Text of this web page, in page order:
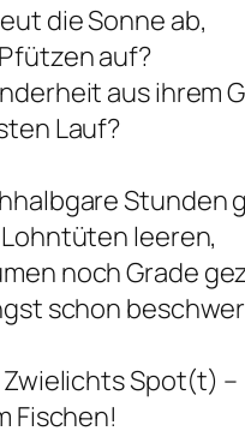
die Sonne ab,
auf?
aus ihrem
Lauf?
Stunden
leeren,
noch Grade
schon
Spot(t) –
Fischen!